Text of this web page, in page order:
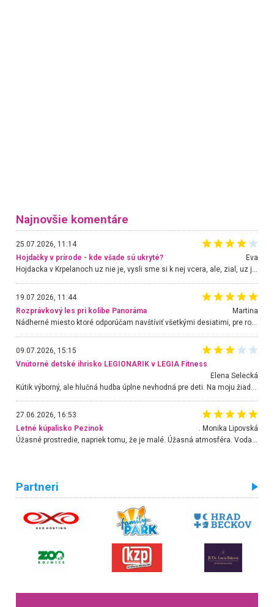
Najnovšie komentáre
25.07.2026, 11:14
Hojdačky v prírode - kde všade sú ukryté?
Eva
Hojdacka v Krpelanoch uz nie je, vysli sme si k nej vcera, ale, zial, uz je znicena. Ak sem planujete cestu len kvoli hojdacke, mozete si ju usetrit. Krasny vyhlad je tu vsak aj bez hojdacky :-)
19.07.2026, 11:44
Rozprávkový les pri kolibe Panoráma
Martina
Nádherné miesto ktoré odporúčam navštíviť všetkými desiatimi, pre rodiny s deťmi, dôchodcom... Proste a jednoducho ozaj rozprávkový les.. určite ešte prídeme. Odniesli sme si na pamiatku krásne tričká,
09.07.2026, 15:15
Vnútorné detské ihrisko LEGIONARIK v LEGIA Fitness
Elena Selecká
27.06.2026, 16:53
Letné kúpalisko Pezinok
. Monika Lipovská
Úžasné prostredie, napriek tomu, že je malé. Úžasná atmosféra. Voda fantastická a nádherná. Ľudí je pomerne veľa, ale su mili a ohľaduplní. Je veľmi zaujímavé sledovať, ako dokážu spolu športovať cudzí ľudia a bez ohľadu na vek. Vládne tu pohoda. Vnuka neviem dostať z vody. Ďakujem za krásny deň . Urcite sa sem vrátim. Jediný problém je s parkovaním, ale aj ten sa mi podarilo vyriešiť. Monika Bratislava
Partneri